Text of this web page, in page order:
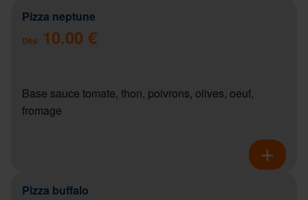
Pizza neptune
Dès 10.00 €
Base sauce tomate, thon, poivrons, olives, oeuf,
fromage
Pizza buffalo